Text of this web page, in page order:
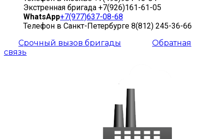
Экстренная бригада +7(926)161-61-05
WhatsApp+7(977)637-08-68
Телефон в Санкт-Петербурге 8(812) 245-36-66
Срочный вызов бригады
Обратная
связь